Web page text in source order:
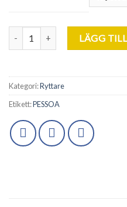
Pessoa, Dunjacka mängd
LÄGG
Kategori:Ryttare
Etikett:PESSOA